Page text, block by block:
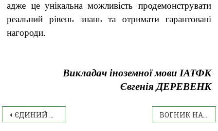
адже це унікальна можливість продемонструвати
реальний рівень знань та отримати гарантовані
нагороди.
Викладач іноземної мови ІАТФК
Євгенія ДЕРЕВЕНК
ЄДИНИЙ НАЦІОНАЛЬНИЙ УРОК «БЕЗПЕЧНА ДОРОГА ДОДОМУ» ВОГНИК НА СЛАВУ МУЗЕЇВ